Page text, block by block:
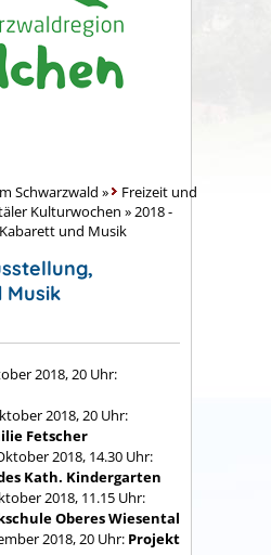
Schwarzwald »
Freizeit und
Kulturwochen »2018 -
und Musik
2018, 20 Uhr:
2018, 20 Uhr:
Fetscher
2018, 14.30 Uhr:
Kath. Kindergarten
2018, 11.15 Uhr:
Oberes Wiesental
2018, 20 Uhr: Projekt